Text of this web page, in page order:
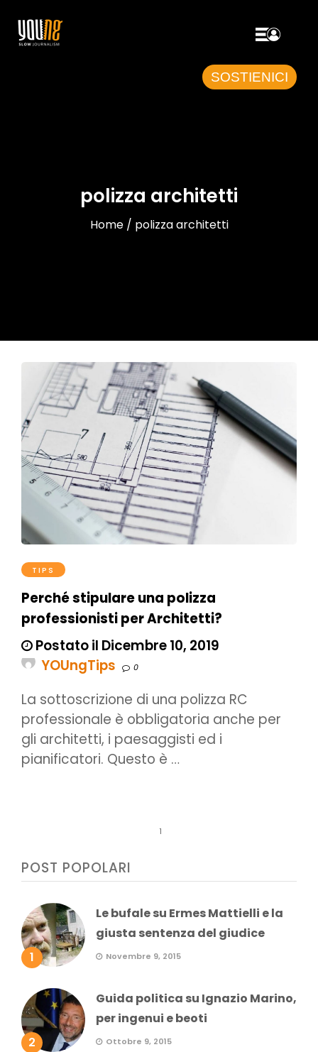
SOSTIENICI
polizza architetti
Home / polizza architetti
TIPS
Perché stipulare una polizza
professionisti per Architetti?
Postato il Dicembre 10, 2019
YOUngTips
0
La sottoscrizione di una polizza RC
professionale è obbligatoria anche per
gli architetti, i paesaggisti ed i
pianificatori. Questo è …
1
POST POPOLARI
1
Le bufale su Ermes Mattielli e la
giusta sentenza del giudice
Novembre 9, 2015
2
Guida politica su Ignazio Marino,
per ingenui e beoti
Ottobre 9, 2015